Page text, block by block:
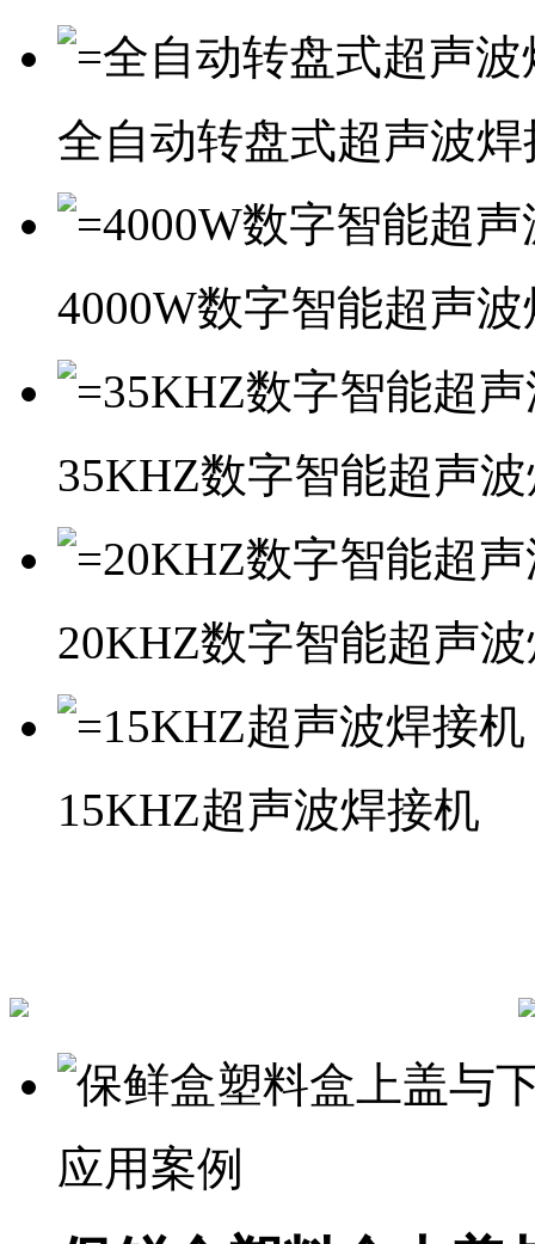
全自动转盘式超声波焊
4000W数字智能超声
35KHZ数字智能超声
20KHZ数字智能超声
15KHZ超声波焊接机
应用案例